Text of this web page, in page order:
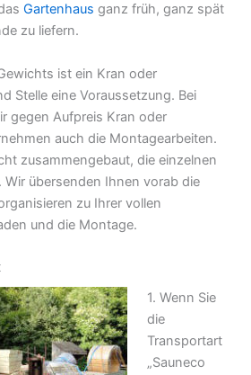
Gartenhaus ganz früh, ganz spät
zu liefern.
ist ein Kran oder
Stelle eine Voraussetzung. Bei
gegen Aufpreis Kran oder
auch die Montagearbeiten.
zusammengebaut, die einzelnen
übersenden Ihnen vorab die
zu Ihrer vollen
und die Montage.
1. Wenn Sie
die
Transportart
„Sauneco